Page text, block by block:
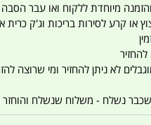
והזמנה מיוחדת ללקוח ואו עבר
או קרע לסירות בריכות וג'ק כרית
לא ניתן להחזיר ומי שרוצה
נשלח - משלוח שנשלח והוחזר